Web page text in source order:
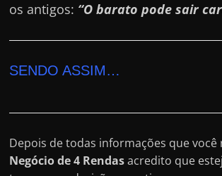
os antigos: “O barato pode sair
SENDO ASSIM…
Depois de todas informações que você
Negócio de 4 Rendasacredito que